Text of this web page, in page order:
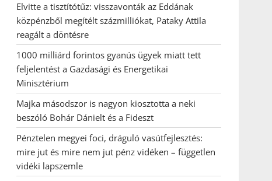
Elvitte a tisztítótűz: visszavonták az Eddának
közpénzből megítélt százmilliókat, Pataky Attila
reagált a döntésre
1000 milliárd forintos gyanús ügyek miatt tett
feljelentést a Gazdasági és Energetikai
Minisztérium
Majka másodszor is nagyon kiosztotta a neki
beszóló Bohár Dánielt és a Fideszt
Pénztelen megyei foci, dráguló vasútfejlesztés:
mire jut és mire nem jut pénz vidéken – független
vidéki lapszemle